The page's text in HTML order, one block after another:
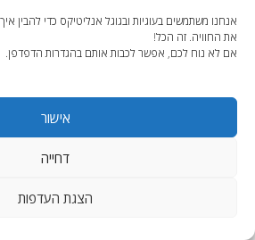
אנחנו משתמשים בעוגיות ובגוגל אנליטיקס כדי להבין
את החוויה. זה הכל!
אם לא נוח לכם, אפשר לכבות אותם בהגדרות הדפדפן.
אישור
דחייה
הצגת העדפות